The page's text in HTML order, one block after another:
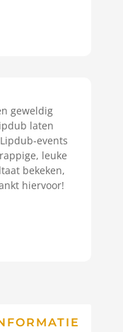
geweldig
laten
events
leuke
bekeken,
hiervoor!